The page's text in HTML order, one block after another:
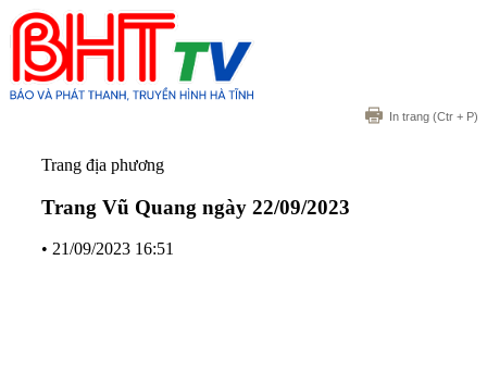
In trang (Ctr + P)
Trang địa phương
Trang Vũ Quang ngày 22/09/2023
• 21/09/2023 16:51